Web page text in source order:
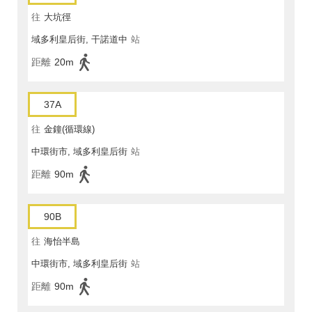
往 大坑徑
域多利皇后街, 干諾道中 站
距離 20m
37A
往 金鐘(循環線)
中環街市, 域多利皇后街 站
距離 90m
90B
往 海怡半島
中環街市, 域多利皇后街 站
距離 90m